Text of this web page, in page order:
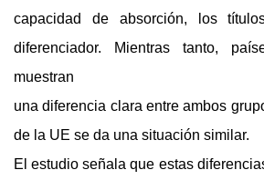
capacidad de absorción, los
diferenciador. Mientras tanto,
muestran
una diferencia clara entre ambos
de la UE se da una situación similar.
El estudio señala que estas